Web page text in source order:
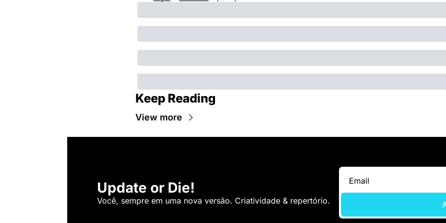
Keep Reading
View more
Update or Die!
Você, sempre em uma nova versão. Criatividade & repertório.